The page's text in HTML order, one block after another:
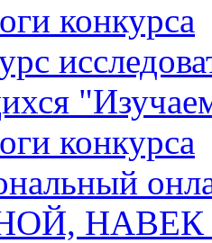
конкурса
конкурса